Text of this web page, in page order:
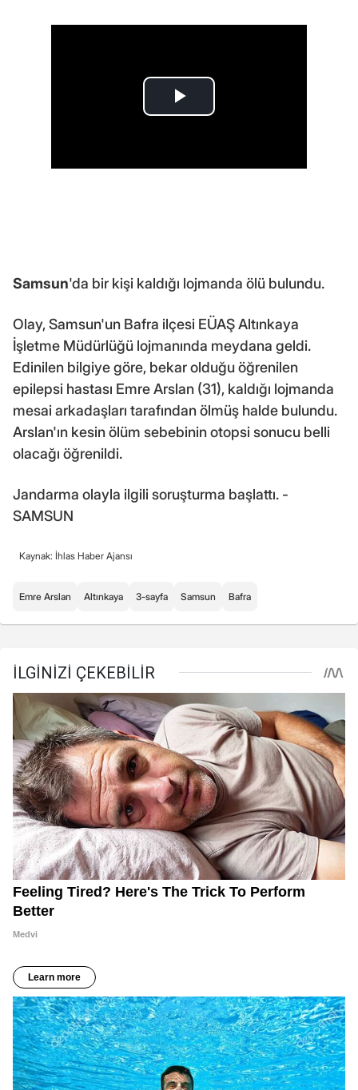
Samsun'da bir kişi kaldığı lojmanda ölü bulundu.
Olay, Samsun'un Bafra ilçesi EÜAŞ Altınkaya
İşletme Müdürlüğü lojmanında meydana geldi.
Edinilen bilgiye göre, bekar olduğu öğrenilen
epilepsi hastası Emre Arslan (31), kaldığı lojmanda
mesai arkadaşları tarafından ölmüş halde bulundu.
Arslan'ın kesin ölüm sebebinin otopsi sonucu belli
olacağı öğrenildi.
Jandarma olayla ilgili soruşturma başlattı. -
SAMSUN
Kaynak: İhlas Haber Ajansı
Emre Arslan Altınkaya 3-sayfa Samsun Bafra